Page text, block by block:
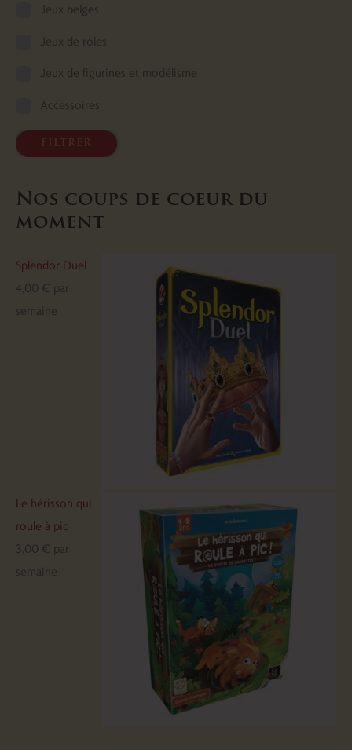
Jeux belges
Jeux de rôles
Jeux de figurines et modélisme
Accessoires
filtrer
Nos coups de coeur du
moment
Splendor Duel
4,00 € par
semaine
Le hérisson qui
roule à pic
3,00 € par
semaine